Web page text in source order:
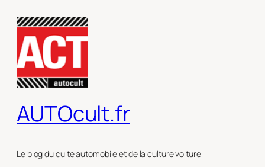
contenu
AUTOcult.fr
Le blog du culte automobile et de la culture voiture